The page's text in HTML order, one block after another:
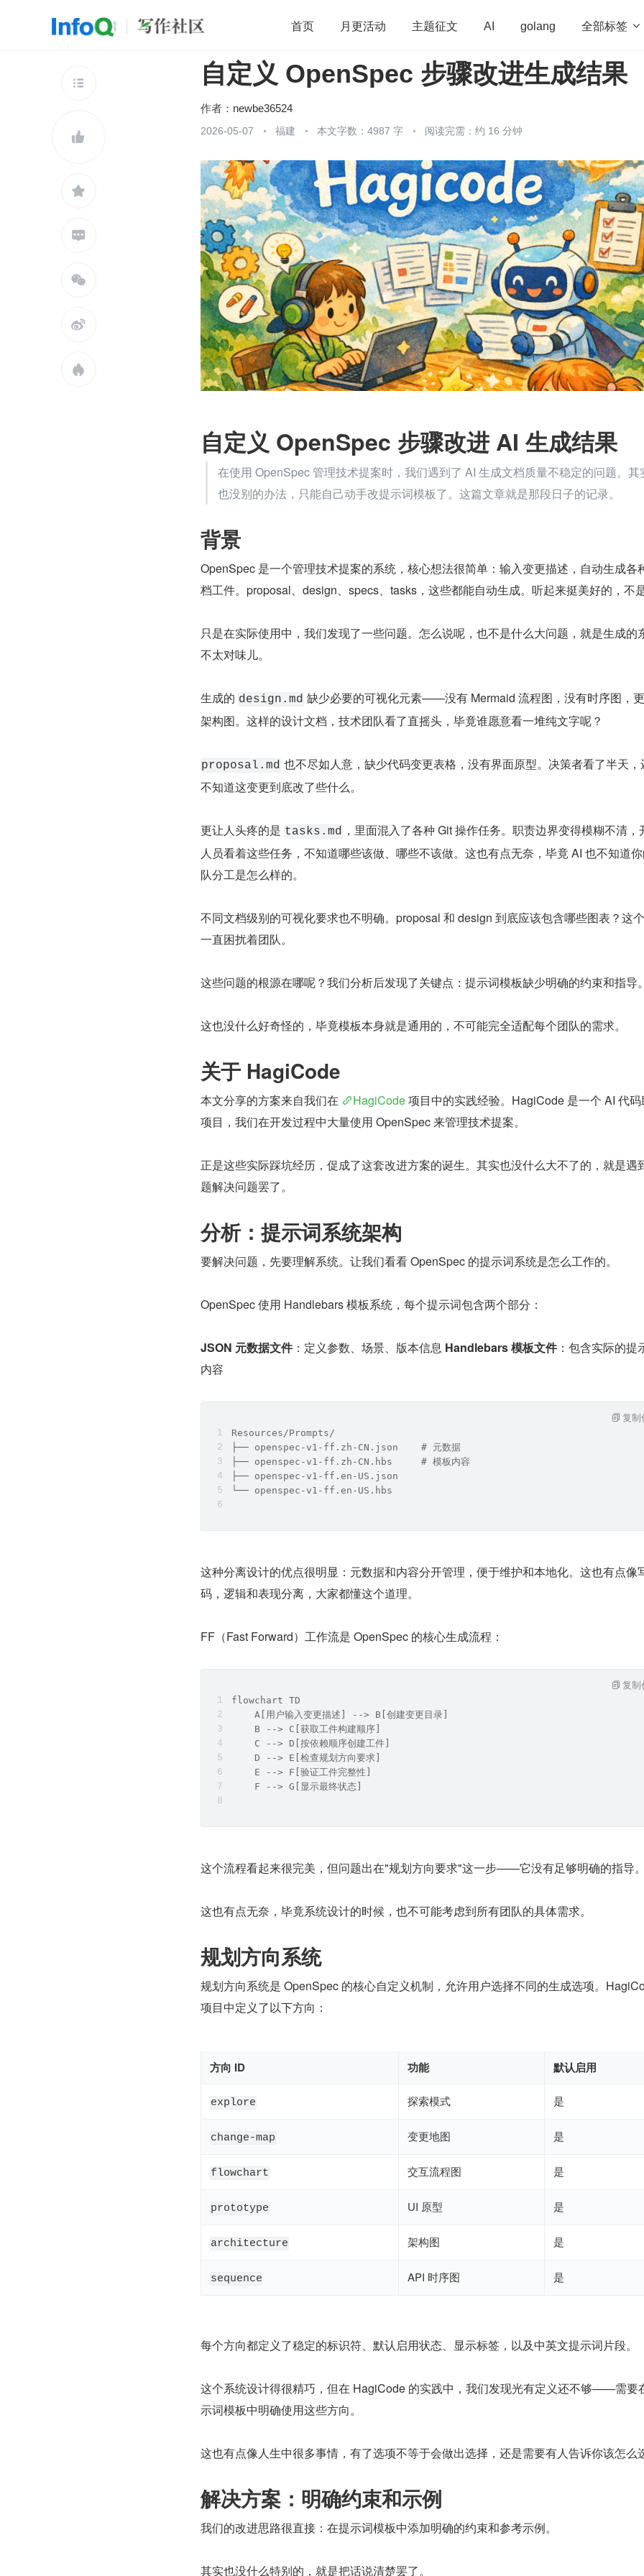
首页 月更活动 主题征文 AI golang 全部标签 
开源 架构 OpenHarmony 算法 学习方法 Web3.0 高
查看更多







自定义 OpenSpec 步骤改进生成结果
作者： newbe36524
2026-05-07 福建 本文字数：4987 字 阅读完需：约 16 分钟
自定义 OpenSpec 步骤改进 AI 生成结果
在使用 OpenSpec 管理技术提案时，我们遇到了 AI 生成文档质量不稳定的问题。其
也没别的办法，只能自己动手改提示词模板了。这篇文章就是那段日子的记录。
背景
OpenSpec 是一个管理技术提案的系统，核心想法很简单：输入变更描述，自动生成各
档工件。proposal、design、specs、tasks，这些都能自动生成。听起来挺美好的，不
只是在实际使用中，我们发现了一些问题。怎么说呢，也不是什么大问题，就是生成的
不太对味儿。
生成的 design.md 缺少必要的可视化元素——没有 Mermaid 流程图，没有时序图，
架构图。这样的设计文档，技术团队看了直摇头，毕竟谁愿意看一堆纯文字呢？
proposal.md 也不尽如人意，缺少代码变更表格，没有界面原型。决策者看了半天，
不知道这变更到底改了些什么。
更让人头疼的是 tasks.md ，里面混入了各种 Git 操作任务。职责边界变得模糊不清，
人员看着这些任务，不知道哪些该做、哪些不该做。这也有点无奈，毕竟 AI 也不知道
队分工是怎么样的。
不同文档级别的可视化要求也不明确。proposal 和 design 到底应该包含哪些图表？这
一直困扰着团队。
这些问题的根源在哪呢？我们分析后发现了关键点：提示词模板缺少明确的约束和指导
这也没什么好奇怪的，毕竟模板本身就是通用的，不可能完全适配每个团队的需求。
关于 HagiCode
本文分享的方案来自我们在 HagiCode 项目中的实践经验。HagiCode 是一个 AI 代
项目，我们在开发过程中大量使用 OpenSpec 来管理技术提案。
正是这些实际踩坑经历，促成了这套改进方案的诞生。其实也没什么大不了的，就是遇
题解决问题罢了。
分析：提示词系统架构
要解决问题，先要理解系统。让我们看看 OpenSpec 的提示词系统是怎么工作的。
OpenSpec 使用 Handlebars 模板系统，每个提示词包含两个部分：
JSON 元数据文件：定义参数、场景、版本信息 Handlebars 模板文件：包含实际的提
内容
Resources/Prompts/
├── openspec-v1-ff.zh-CN.json    # 元数据
├── openspec-v1-ff.zh-CN.hbs     # 模板内容
├── openspec-v1-ff.en-US.json
└── openspec-v1-ff.en-US.hbs
复制
这种分离设计的优点很明显：元数据和内容分开管理，便于维护和本地化。这也有点像
码，逻辑和表现分离，大家都懂这个道理。
FF（Fast Forward）工作流是 OpenSpec 的核心生成流程：
flowchart TD
    A[用户输入变更描述] --> B[创建变更目录]
    B --> C[获取工件构建顺序]
    C --> D[按依赖顺序创建工件]
    D --> E[检查规划方向要求]
    E --> F[验证工件完整性]
    F --> G[显示最终状态]
复制
这个流程看起来很完美，但问题出在"规划方向要求"这一步——它没有足够明确的指导
这也有点无奈，毕竟系统设计的时候，也不可能考虑到所有团队的具体需求。
规划方向系统
规划方向系统是 OpenSpec 的核心自定义机制，允许用户选择不同的生成选项。
项目中定义了以下方向：
方向 ID 功能 默认启用
explore 探索模式 是
change-map 变更地图 是
flowchart 交互流程图 是
prototype UI 原型 是
architecture 架构图 是
sequence API 时序图 是
每个方向都定义了稳定的标识符、默认启用状态、显示标签，以及中英文提示词片段。
这个系统设计得很精巧，但在 HagiCode 的实践中，我们发现光有定义还不够——需要
示词模板中明确使用这些方向。
这也有点像人生中很多事情，有了选项不等于会做出选择，还是需要有人告诉你该怎么
解决方案：明确约束和示例
我们的改进思路很直接：在提示词模板中添加明确的约束和参考示例。
其实也没什么特别的，就是把话说清楚罢了。